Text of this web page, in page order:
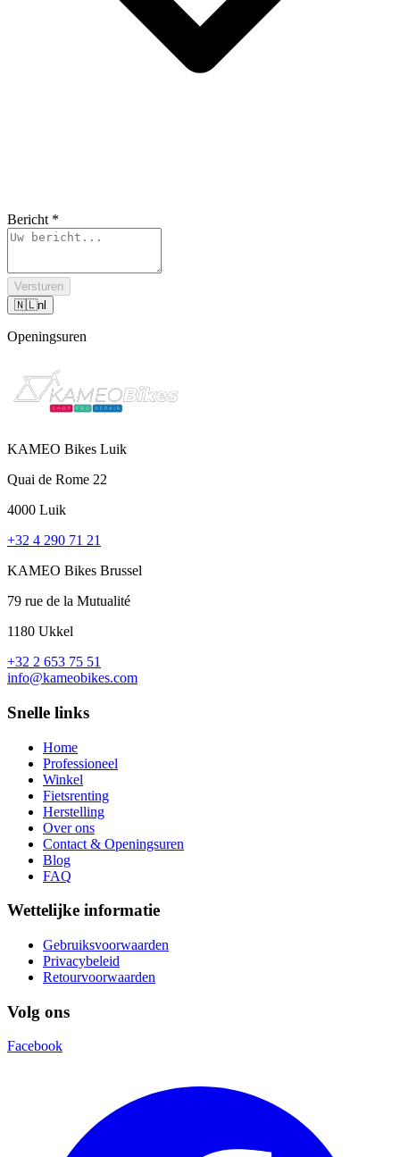
Bericht *
Versturen
🇳🇱nl
Openingsuren
KAMEO Bikes Luik
Quai de Rome 22
4000 Luik
+32 4 290 71 21
KAMEO Bikes Brussel
79 rue de la Mutualité
1180 Ukkel
+32 2 653 75 51
info@kameobikes.com
Snelle links
Home
Professioneel
Winkel
Fietsrenting
Herstelling
Over ons
Contact & Openingsuren
Blog
FAQ
Wettelijke informatie
Gebruiksvoorwaarden
Privacybeleid
Retourvoorwaarden
Volg ons
Facebook